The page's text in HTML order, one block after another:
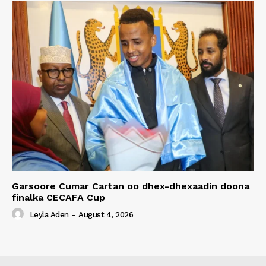
Garsoore Cumar Cartan oo dhex-dhexaadin doona
finalka CECAFA Cup
Leyla Aden - August 4, 2026